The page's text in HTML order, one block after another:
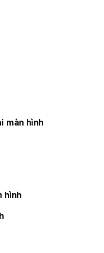
màn hình
hình